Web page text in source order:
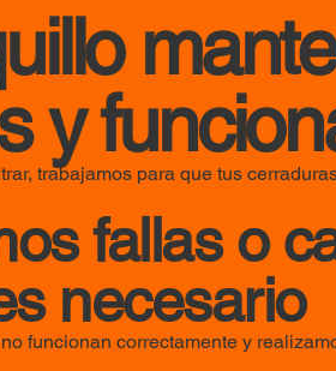
y
trabajamos para que tus
fallas o
necesario
funcionan correctamente y